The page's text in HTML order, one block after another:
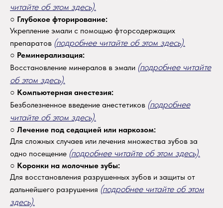
читайте об этом здесь).
○ Глубокое фторирование:
Укрепление эмали с помощью фторсодержащих
препаратов (подробнее читайте об этом здесь).
○ Реминерализация:
Восстановление минералов в эмали (подробнее читайте
об этом здесь).
○ Компьютерная анестезия:
Безболезненное введение анестетиков (подробнее
читайте об этом здесь).
○ Лечение под седацией или наркозом:
Для сложных случаев или лечения множества зубов за
одно посещение (подробнее читайте об этом здесь).
○ Коронки на молочные зубы:
Для восстановления разрушенных зубов и защиты от
дальнейшего разрушения (подробнее читайте об этом
здесь).